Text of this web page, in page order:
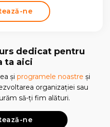
ne
dedicat pentru
ta aici
și programele noastre și
organizației sau
să-ți fim alături.
ne